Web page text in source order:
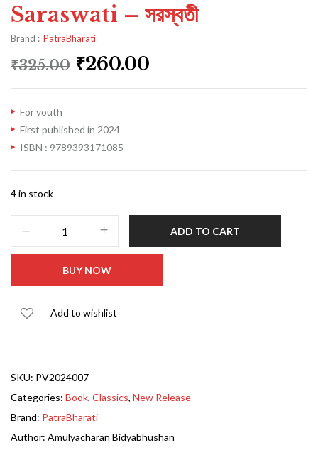
Saraswati – সরস্বতী
Brand : PatraBharati
₹325.00 ₹260.00
For youth
First published in 2024
ISBN : 9789393171085
4 in stock
ADD TO CART
BUY NOW
Add to wishlist
SKU: PV2024007
Categories: Book, Classics, New Release
Brand: PatraBharati
Author: Amulyacharan Bidyabhushan